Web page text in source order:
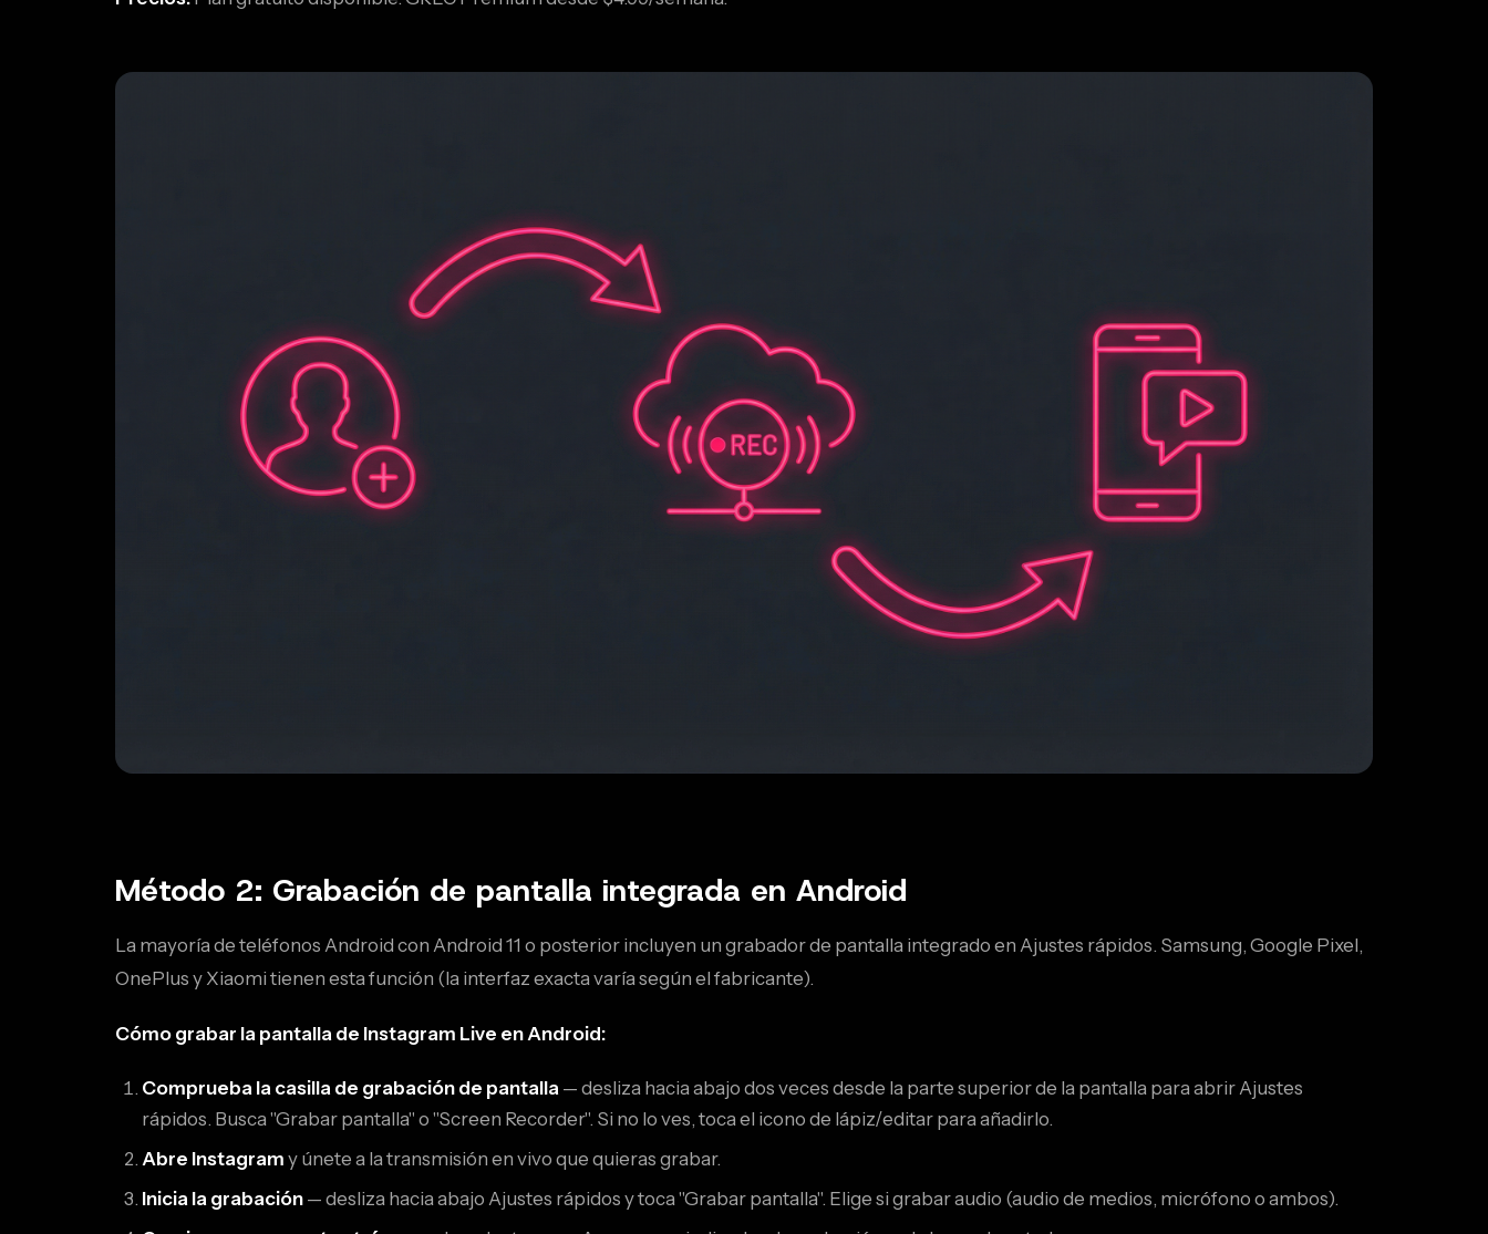
Método 2: Grabación de pantalla integrada en Android
La mayoría de teléfonos Android con Android 11 o posterior incluyen un grabador de pantalla integrado en Ajustes rápidos. Samsung, Google Pixel,
OnePlus y Xiaomi tienen esta función (la interfaz exacta varía según el fabricante).
Cómo grabar la pantalla de Instagram Live en Android:
Comprueba la casilla de grabación de pantalla — desliza hacia abajo dos veces desde la parte superior de la pantalla para abrir Ajustes
rápidos. Busca "Grabar pantalla" o "Screen Recorder". Si no lo ves, toca el icono de lápiz/editar para añadirlo.
Abre Instagram y únete a la transmisión en vivo que quieras grabar.
Inicia la grabación — desliza hacia abajo Ajustes rápidos y toca "Grabar pantalla". Elige si grabar audio (audio de medios, micrófono o ambos).